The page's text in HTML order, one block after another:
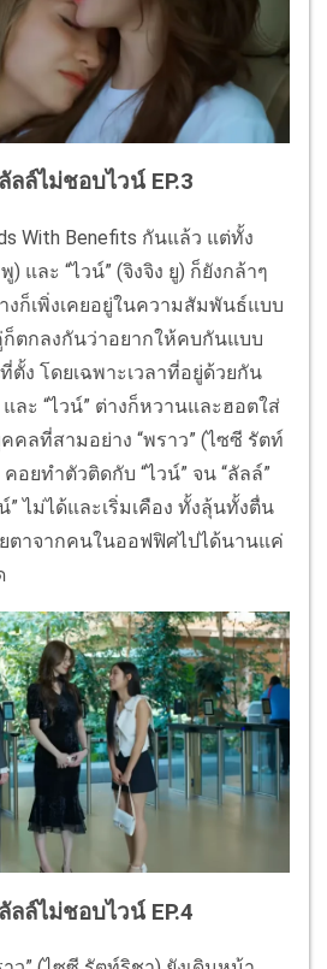
ลล์ไม่ชอบไวน์ EP.3
With Benefits กันแล้ว แต่ทั้ง
และ “ไวน์” (จิงจิง ยู) ก็ยังกล้าๆ
งก็เพิ่งเคยอยู่ในความสัมพันธ์แบบ
ตกลงกันว่าอยากให้คบกันแบบ
ตั้ง โดยเฉพาะเวลาที่อยู่ด้วยกัน
ละ “ไวน์” ต่างก็หวานและฮอตใส่
คลที่สามอย่าง “พราว” (ไซซี รัตท์
อยทำตัวติดกับ “ไวน์” จน “ลัลล์”
” ไม่ได้และเริ่มเคือง ทั้งลุ้นทั้งตื่น
ตาจากคนในออฟฟิศไปได้นานแค่
ลล์ไม่ชอบไวน์ EP.4